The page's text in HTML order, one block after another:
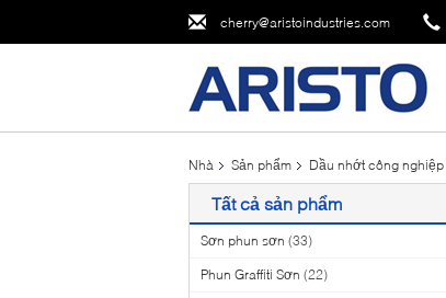
cherry@aristoindustries.com
Nhà Sản phẩm Dầu nhớt công nghiệp
Tất cả sản phẩm
Sơn phun sơn (33)
Phun Graffiti Sơn (22)